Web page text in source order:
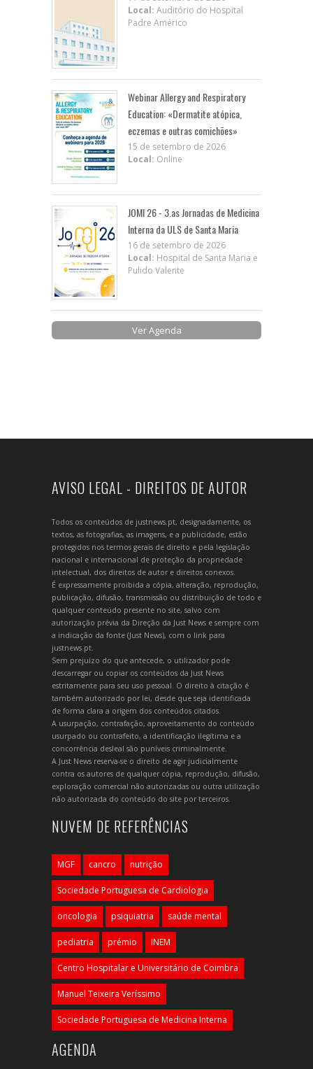
Local: Auditório do Hospital
Padre Américo
Webinar Allergy and Respiratory
Education: «Dermatite atópica,
eczemas e outras comichões»
15 de setembro de 2026
Local: Online
JOMI 26 - 3.as Jornadas de Medicina
Interna da ULS de Santa Maria
16 de setembro de 2026
Local: Hospital de Santa Maria e
Pulido Valente
Ver Agenda
AVISO LEGAL - DIREITOS DE AUTOR
Todos os conteúdos de justnews.pt, designadamente, os
textos, as fotografias, as imagens, e a publicidade, estão
protegidos nos termos gerais de direito e pela legislação
nacional e internacional de proteção da propriedade
intelectual, dos direitos de autor e direitos conexos.
É expressamente proibida a cópia, alteração, reprodução,
publicação, difusão, transmissão ou distribuição de todo e
qualquer conteúdo presente no site, salvo com
autorização prévia da Direção da Just News e sempre com
a indicação da fonte (Just News), com o link para
justnews.pt.
Sem prejuízo do que antecede, o utilizador pode
descarregar ou copiar os conteúdos da Just News
estritamente para seu uso pessoal. O direito à citação é
também autorizado por lei, desde que seja identificada
de forma clara a origem dos conteúdos citados.
A usurpação, contrafação, aproveitamento do conteúdo
usurpado ou contrafeito, a identificação ilegítima e a
concorrência desleal são puníveis criminalmente.
A Just News reserva-se o direito de agir judicialmente
contra os autores de qualquer cópia, reprodução, difusão,
exploração comercial não autorizadas ou outra utilização
não autorizada do conteúdo do site por terceiros.
NUVEM DE REFERÊNCIAS
MGF cancro nutrição
Sociedade Portuguesa de Cardiologia
oncologia psiquiatria saúde mental
pediatria prémio INEM
Centro Hospitalar e Universitário de Coimbra
Manuel Teixeira Veríssimo
Sociedade Portuguesa de Medicina Interna
AGENDA